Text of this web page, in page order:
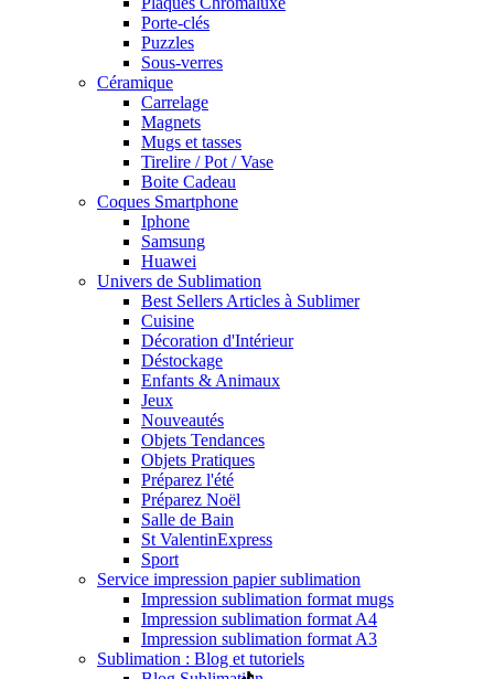
Porte-clés
Puzzles
Sous-verres
Céramique
Carrelage
Magnets
Mugs et tasses
Tirelire / Pot / Vase
Boite Cadeau
Coques Smartphone
Iphone
Samsung
Huawei
Univers de Sublimation
Best Sellers Articles à Sublimer
Cuisine
Décoration d'Intérieur
Déstockage
Enfants & Animaux
Jeux
Nouveautés
Objets Tendances
Objets Pratiques
Préparez l'été
Préparez Noël
Salle de Bain
St ValentinExpress
Sport
Service impression papier sublimation
Impression sublimation format mugs
Impression sublimation format A4
Impression sublimation format A3
Sublimation : Blog et tutoriels